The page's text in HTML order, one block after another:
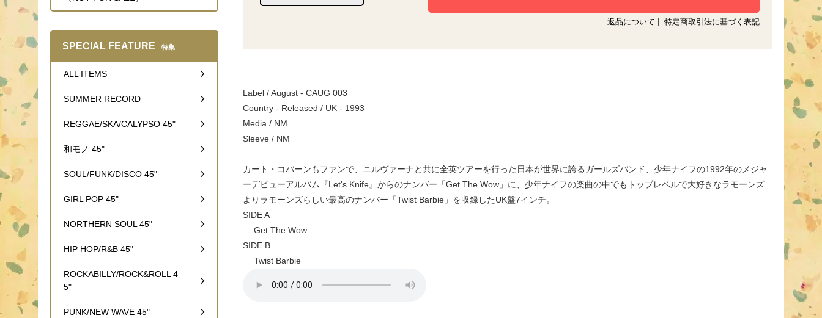
返品について 特定商取引法に基づく表記
Label / August - CAUG 003
Country - Released / UK - 1993
Media / NM
Sleeve / NM
カート・コバーンもファンで、ニルヴァーナと共に全英ツアーを行った日本が世界に誇るガールズバンド、少年ナイフの1992年のメジャ
ーデビューアルバム『Let's Knife』からのナンバー「Get The Wow」に、少年ナイフの楽曲の中でもトップレベルで大好きなラモーンズ
よりラモーンズらしい最高のナンバー「Twist Barbie」を収録したUK盤7インチ。
SIDE A
Get The Wow
SIDE B
Twist Barbie
SPECIAL FEATURE 特集
ALL ITEMS
SUMMER RECORD
REGGAE/SKA/CALYPSO 45"
和モノ 45"
SOUL/FUNK/DISCO 45"
GIRL POP 45"
NORTHERN SOUL 45"
HIP HOP/R&B 45"
ROCKABILLY/ROCK&ROLL 4
5"
PUNK/NEW WAVE 45"